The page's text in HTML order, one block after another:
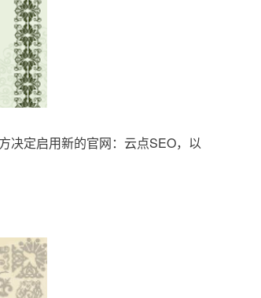
决定启用新的官网：云点SEO，以